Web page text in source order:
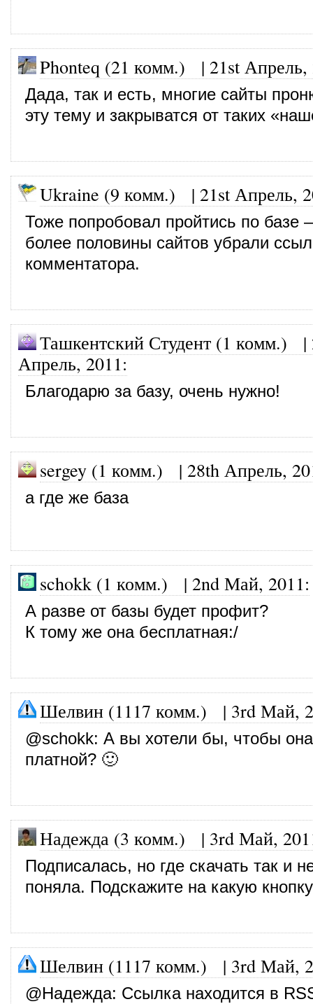
Phonteq (21 комм.) | 21st Апрель,
Дада, так и есть, многие сайты
эту тему и закрыватся от таких
Ukraine (9 комм.) | 21st Апрель,
Тоже попробовал пройтись по базе
более половины сайтов убрали
комментатора.
Ташкентский Студент (1 комм.) |
Апрель, 2011:
Благодарю за базу, очень нужно!
sergey (1 комм.) | 28th Апрель,
а где же база
schokk (1 комм.) | 2nd Май, 2011:
А разве от базы будет профит?
К тому же она бесплатная:/
Шелвин (1117 комм.) | 3rd Май,
@schokk: А вы хотели бы, чтобы
платной? 🙂
Надежда (3 комм.) | 3rd Май,
Подписалась, но где скачать так и
поняла. Подскажите на какую
Шелвин (1117 комм.) | 3rd Май,
@Надежда: Ссылка находится в